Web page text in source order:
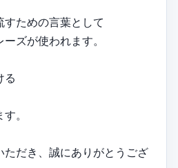
ための言葉として
ズが使われます。
る
。
ただき、誠にありがとうござ